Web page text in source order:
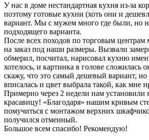
У нас в доме нестандартная кухня из-за
поэтому готовые кухни (хоть они и
вариант. Мы с мужем много где были, но
подходящего варианта.
После всех походов по торговым
на заказ под наши размеры. Вызвали
обмерил, посчитал, нарисовал кухню
хотелось, и картинка в голове сложилась
скажу, что это самый дешевый вариант, но
вписалась и цвет выбрала такой, как мне
Примерно через 2 недели нам
красавицу! «Благодаря» нашим кривым
помучиться с монтажом верхних
получился отменный.
Большое всем спасибо! Рекомендую!